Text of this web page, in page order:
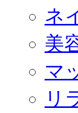
ネ
美
マ
リ